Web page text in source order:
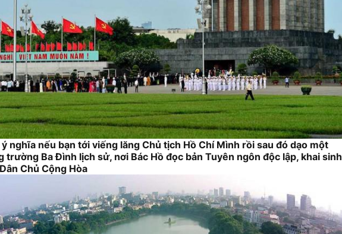
nghĩa nếu bạn tới viếng lăng Chủ tịch Hồ Chí Mình rồi sau đó dạo một
trường Ba Đình lịch sử, nơi Bác Hồ đọc bản Tuyên ngôn độc lập, khai sinh
Chủ Cộng Hòa